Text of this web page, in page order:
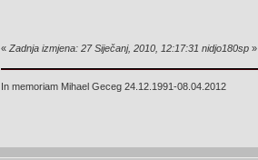
« Zadnja izmjena: 27 Siječanj, 2010, 12:17:31 nidjo180sp»
In memoriam Mihael Geceg 24.12.1991-08.04.2012